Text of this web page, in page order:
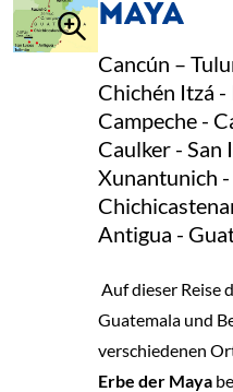
MAYA
Cancún –
Chichén Itzá
Campeche -
Caulker - San
Xunantunich -
Antigua -
Auf dieser Reise
Guatemala und
verschiedenen
Erbe der Maya